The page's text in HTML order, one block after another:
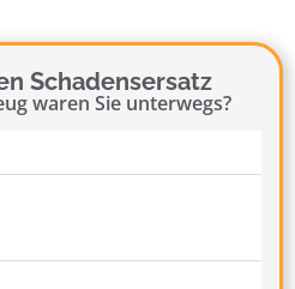
Schadensersatz
waren Sie unterwegs?